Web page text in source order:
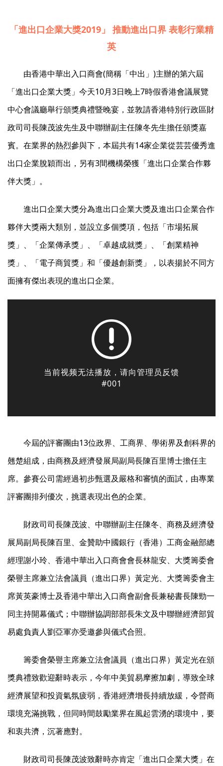
「進出口企業大獎2019」 推動進出口界 表彰行業精
英
由香港中華出入口商會(簡稱「中出」)主辦的第六屆
「進出口企業大獎」今天10月3日晚上7時假香港會議展覽
中心會議廳舉行頒獎典禮暨晚宴，並敦請香港特別行政區財
政司司長陳茂波先生及中聯辦副主任陳冬先生擔任頒獎嘉
賓。在業界的熱烈參與下，本屆共有14家企業從芸芸優秀進
出口企業脫穎而出，另有3間機構榮獲「進出口企業合作夥
伴大獎」。
進出口企業大獎分為進出口企業大獎及進出口企業合作
夥伴大獎兩大類別，並設立多個獎項，包括「市場拓展
獎」、「企業傳承獎」、「卓越成就獎」、「創業精神
獎」、「電子商貿獎」和「優越創新獎」，以表揚於不同方
面擁有傑出表現的進出口企業。
今屆的評審團由13位政界、工商界、學術界及創科界的
翹楚組成，由商務及經濟發展局副局長陳百里博士擔任主
席。參賽公司需經過初步甄選及嚴格和審慎的面試，由專業
評審團排列優次，挑選表現出色的企業。
財政司司長陳茂波、中聯辦副主任陳冬、商務及經濟發
展局副局長陳百里、金贊助中國銀行（香港）工商金融部總
經理謝小玲、香港中華出入口商會會長林龍安、大獎籌委會
榮譽主席兼立法會議員（進出口界）黃定光、大獎籌委會主
席黃英豪博士及香港中華出入口商會副會長兼秘書長陳勁一
同主持開幕儀式；中聯辦協調部部長朱文及中聯辦經濟部貿
易處負責人劉亞軍亦受邀參與儀式合照。
籌委會榮譽主席兼立法會議員（進出口界）黃定光在頒
獎典禮致歡迎辭時表示，今年中美貿易摩擦加劇，導致全球
經濟展望和投資氣氛疲弱，香港經濟增長持續放緩，令營商
環境充滿挑戰，但同時間鼓勵業界在風起雲湧的環境中，要
和衷共濟，沉著應對。
財政司司長陳茂波致辭時亦肯定「進出口企業大獎」在